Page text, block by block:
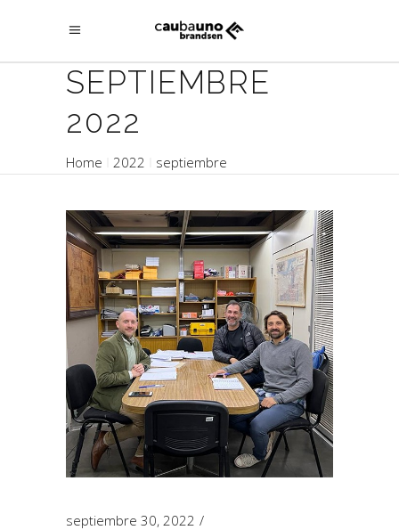
SEPTIEMBRE
2022
Home 2022 septiembre
septiembre 30, 2022